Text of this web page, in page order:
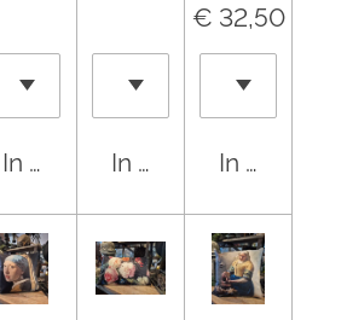
In winkelwagenIn winkelwagen
€ 32,50
In